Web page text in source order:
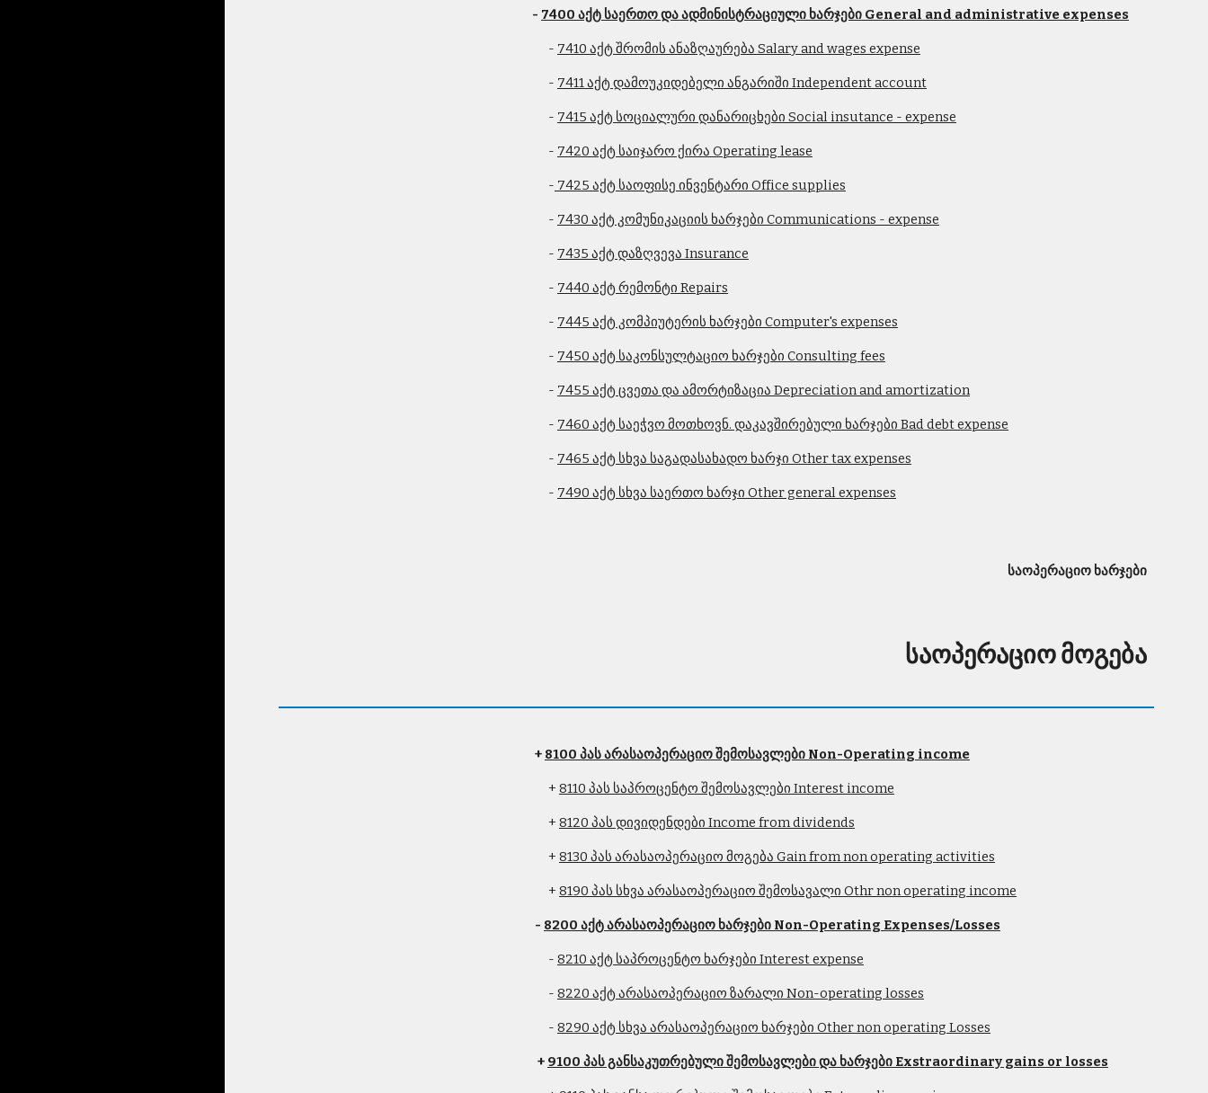
- 7400 აქტ საერთო და ადმინისტრაციული ხარჯები General and administrative expenses
              -
7410 აქტ შრომის ანაზღაურება Salary and wages expense
              -
7411 აქტ დამოუკიდებელი ანგარიში Independent account
              -
7415 აქტ სოციალური დანარიცხები Social insutance - expense
              -
7420 აქტ საიჯარო ქირა Operating lease
              -
7425 აქტ საოფისე ინვენტარი Office supplies
              -
7430 აქტ კომუნიკაციის ხარჯები Communications - expense
              -
7435 აქტ დაზღვევა Insurance
              -
7440 აქტ რემონტი Repairs
              -
7445 აქტ კომპიუტერის ხარჯები Computer's expenses
              -
7450 აქტ საკონსულტაციო ხარჯები Consulting fees
              -
7455 აქტ ცვეთა და ამორტიზაცია Depreciation and amortization
              -
7460 აქტ საეჭვო მოთხოვნ. დაკავშირებული ხარჯები Bad debt expense
              -
7465 აქტ სხვა საგადასახადო ხარჯი Other tax expenses
              -
7490 აქტ სხვა საერთო ხარჯი Other general expenses
საოპერაციო ხარჯები
საოპერაციო მოგება
+ 8100 პას არასაოპერაციო შემოსავლები Non-Operating income
              +
8110 პას საპროცენტო შემოსავლები Interest income
              +
8120 პას დივიდენდები Income from dividends
              +
8130 პას არასაოპერაციო მოგება Gain from non operating activities
              +
8190 პას სხვა არასაოპერაციო შემოსავალი Othr non operating income
- 8200 აქტ არასაოპერაციო ხარჯები Non-Operating Expenses/Losses
              -
8210 აქტ საპროცენტო ხარჯები Interest expense
              -
8220 აქტ არასაოპერაციო ზარალი Non-operating losses
              -
8290 აქტ სხვა არასაოპერაციო ხარჯები Other non operating Losses
+ 9100 პას განსაკუთრებული შემოსავლები და ხარჯები Exstraordinary gains or losses